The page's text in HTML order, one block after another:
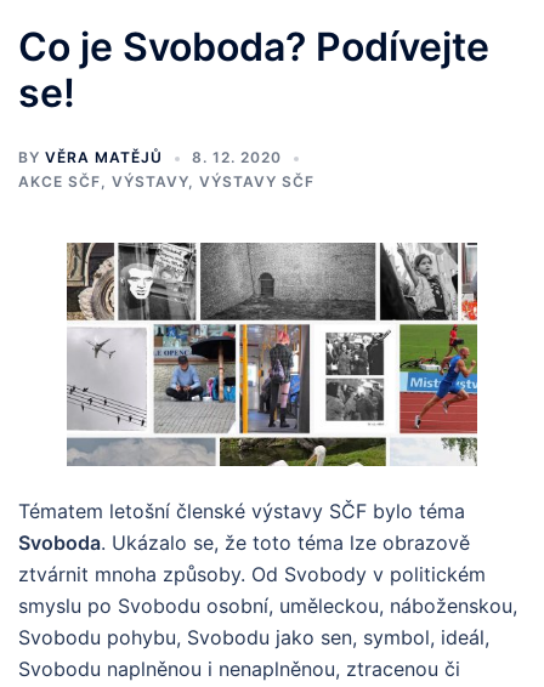
Co je Svoboda? Podívejte
se!
BY VĚRA MATĚJŮ
8. 12. 2020
AKCE SČF, VÝSTAVY, VÝSTAVY SČF
Tématem letošní členské výstavy SČF bylo téma
Svoboda. Ukázalo se, že toto téma lze obrazově
ztvárnit mnoha způsoby. Od Svobody v politickém
smyslu po Svobodu osobní, uměleckou, náboženskou,
Svobodu pohybu, Svobodu jako sen, symbol, ideál,
Svobodu naplněnou i nenaplněnou, ztracenou či